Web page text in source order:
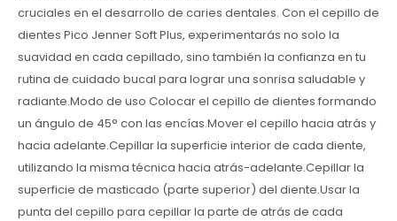
cruciales en el desarrollo de caries dentales. Con el cepillo de
dientes Pico Jenner Soft Plus, experimentarás no solo la
suavidad en cada cepillado, sino también la confianza en tu
rutina de cuidado bucal para lograr una sonrisa saludable y
radiante.Modo de uso Colocar el cepillo de dientes formando
un ángulo de 45° con las encías.Mover el cepillo hacia atrás y
hacia adelante.Cepillar la superficie interior de cada diente,
utilizando la misma técnica hacia atrás-adelante.Cepillar la
superficie de masticado (parte superior) del diente.Usar la
punta del cepillo para cepillar la parte de atrás de cada